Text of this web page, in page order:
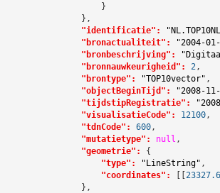
                    }
                },
"identificatie":
"bronactualiteit":
"2004-
"bronbeschrijving":
"bronnauwkeurigheid":
2 ,
"brontype":
"TOP10vector" ,
"objectBeginTijd":
"2008-
"tijdstipRegistratie":
"visualisatieCode":
12100,
"tdnCode":
600,
"mutatietype":
null ,
"geometrie":
{
"type":
"LineString" ,
"coordinates":
[[
                },